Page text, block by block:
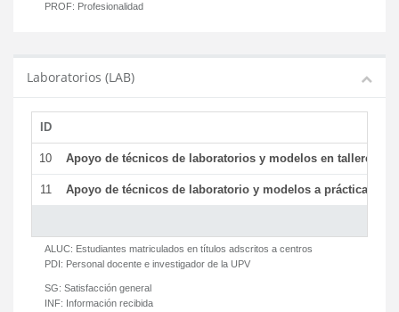
PROF: Profesionalidad
Laboratorios (LAB)
ID
10 Apoyo de técnicos de laboratorios y modelos en talleres/
11 Apoyo de técnicos de laboratorio y modelos a prácticas y
ALUC: Estudiantes matriculados en títulos adscritos a centros
PDI: Personal docente e investigador de la UPV
SG: Satisfacción general
INF: Información recibida